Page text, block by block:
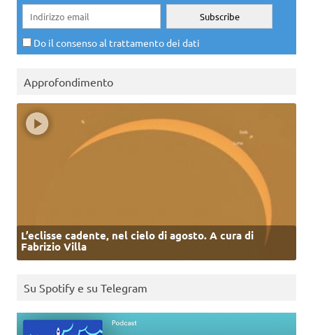
Do il consenso al trattamento dei dati
Approfondimento
L’eclisse cadente, nel cielo di agosto. A cura di
Fabrizio Villa
Su Spotify e su Telegram